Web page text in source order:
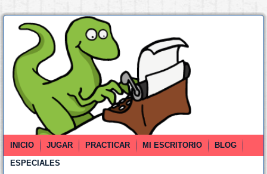
INICIO JUGAR PRACTICAR MI ESCRITORIO
BLOG
ESPECIALES